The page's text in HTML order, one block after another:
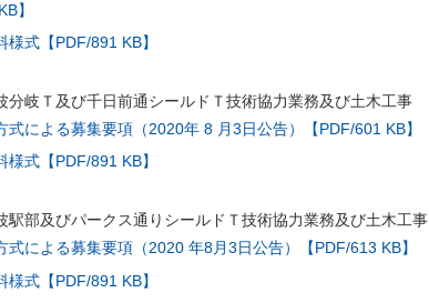
】
式【PDF/891 KB】
分岐Ｔ及び千日前通シールドＴ技術協力業務及び土木工事
式による募集要項（2020年 8 月3日公告）【PDF/601 KB】
式【PDF/891 KB】
駅部及びパークス通りシールドＴ技術協力業務及び土木工事
式による募集要項（2020 年8月3日公告）【PDF/613 KB】
式【PDF/891 KB】